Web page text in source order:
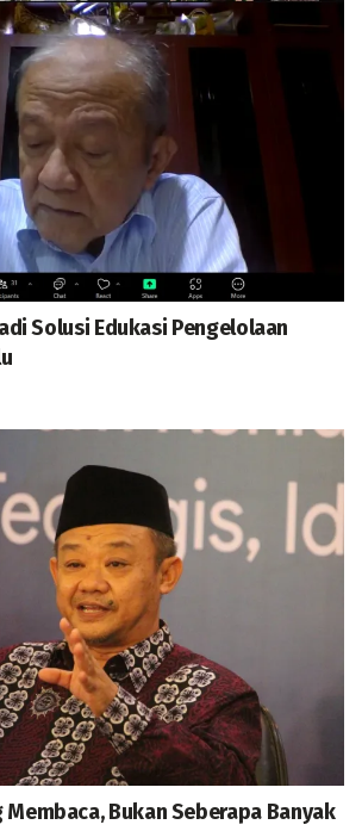
Solusi Edukasi Pengelolaan
Bukan Seberapa Banyak